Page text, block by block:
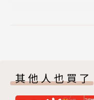
深入探討自動化產業
點剖析與業界動態，
的產業訊息，《
上唯一兼具深度與
其他人也買了